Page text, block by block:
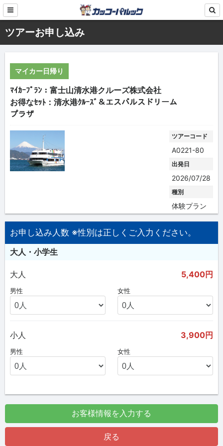
ツアーお申し込み
マイカー日帰り
ﾏｲｶｰﾌﾟﾗﾝ：富士山清水港クルーズ株式会社
お得なｾｯﾄ：清水港ｸﾙｰｽﾞ＆エスパルスドリーム
プラザ
ツアーコード
A0221-80
出発日
2026/07/28
種別
体験プラン
お申し込み人数 ※性別は正しくご入力ください。
大人・小学生
大人 5,400円
男性 女性
小人 3,900円
男性 女性
お客様情報を入力する
戻る